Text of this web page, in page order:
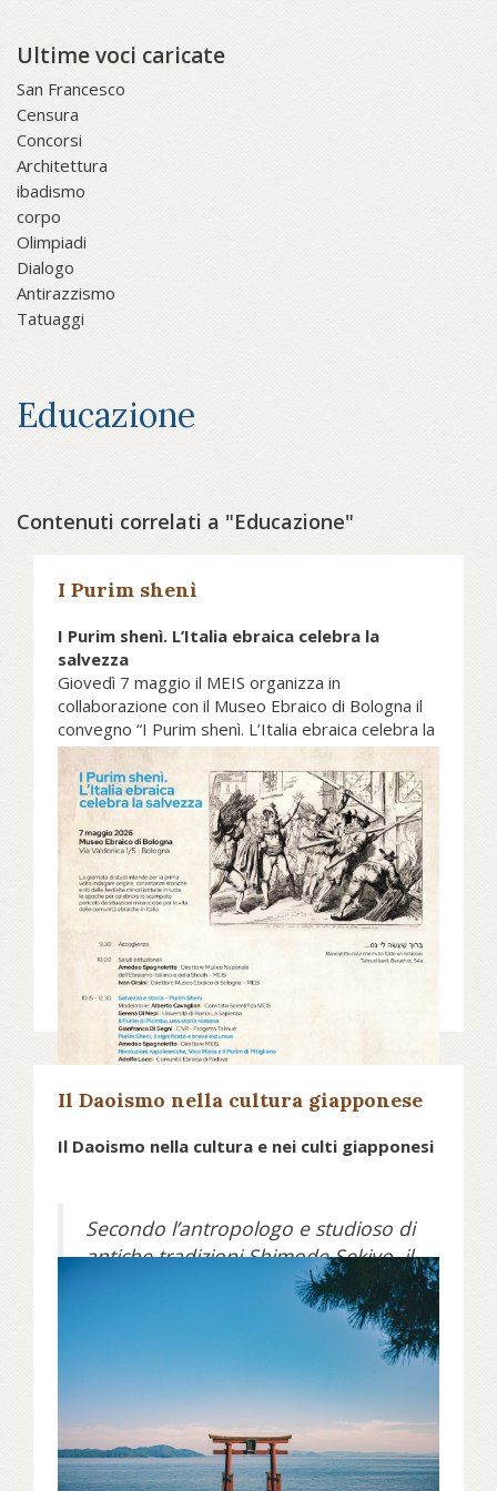
Ultime voci caricate
San Francesco
Censura
Concorsi
Architettura
ibadismo
corpo
Olimpiadi
Dialogo
Antirazzismo
Tatuaggi
Educazione
Contenuti correlati a "Educazione"
I Purim shenì
I Purim shenì. L’Italia ebraica celebra la
salvezza
Giovedì 7 maggio il MEIS organizza in
collaborazione con il Museo Ebraico di Bologna il
convegno “I Purim shenì. L’Italia ebraica celebra la
salvezza”.
La giornata di studi intende per la
prima volta indagare origine,
circostanze storiche e riti delle
festività minori istituite in tutte le
epoche per celebrare lo scampato
pericolo da situazioni minacciose
per la vita delle comunità ebraiche
in Italia.
Scopri di più su meis.museum...
Il Daoismo nella cultura giapponese
Il Daoismo nella cultura e nei culti giapponesi
Secondo l’antropologo e studioso di
antiche tradizioni Shimode Sekiyo, il
Daoismo popolare, con le sue
pratiche per allungare la vita, giunse
nell’arcipelago nipponico attraverso
la Corea poco prima e durante
l’epoca di Nara (710-794).
Invece, il Daoismo più organizzato,
quello filosofico, che in Cina aveva
dato origine a numerose sette e